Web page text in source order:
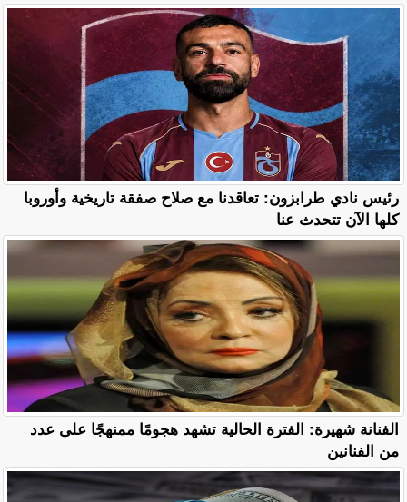
رئيس نادي طرابزون: تعاقدنا مع صلاح صفقة تاريخية وأوروبا
كلها الآن تتحدث عنا
الفنانة شهيرة: الفترة الحالية تشهد هجومًا ممنهجًا على عدد
من الفنانين